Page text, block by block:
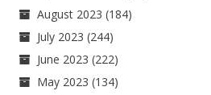
August 2023 (184)
July 2023 (244)
June 2023 (222)
May 2023 (134)